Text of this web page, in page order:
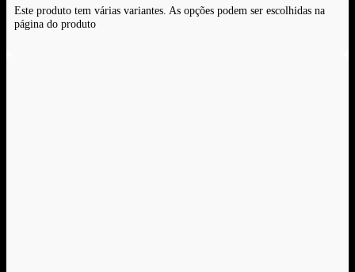
Este produto tem várias variantes. As opções podem ser escolhidas na
página do produto